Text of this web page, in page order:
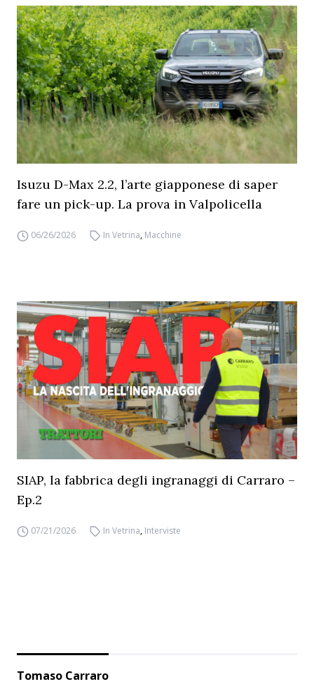
Isuzu D-Max 2.2, l’arte giapponese di saper
fare un pick-up. La prova in Valpolicella
06/26/2026 In Vetrina, Macchine
SIAP, la fabbrica degli ingranaggi di Carraro –
Ep.2
07/21/2026 In Vetrina, Interviste
Tomaso Carraro